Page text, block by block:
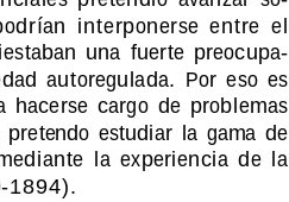
interponerse  entre  el
una  fuerte  preocupa-
autoregulada.  Por  eso  es
hacerse  cargo  de  problemas
estudiar  la  gama  de
la  experiencia  de  la
1894).